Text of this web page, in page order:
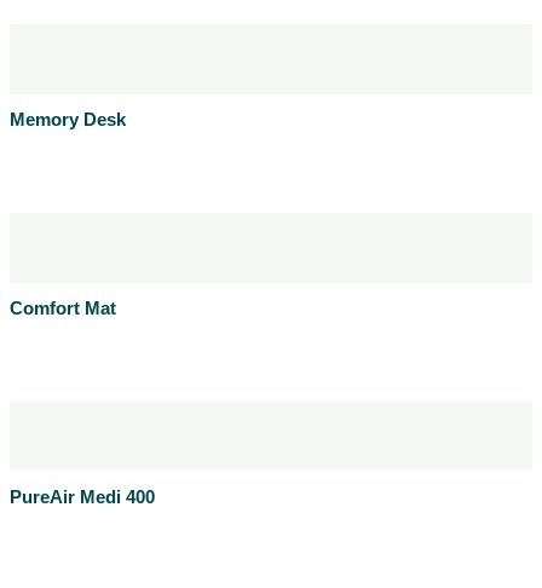
Memory Desk
Comfort Mat
PureAir Medi 400